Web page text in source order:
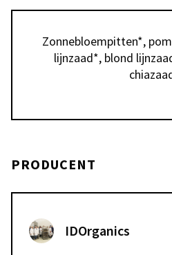
Zonnebloempitten*,
lijnzaad*, blond
PRODUCENT
IDOrganics